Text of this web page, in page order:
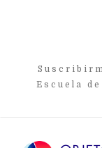
Escuela